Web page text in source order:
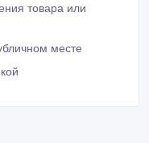
товара или
месте